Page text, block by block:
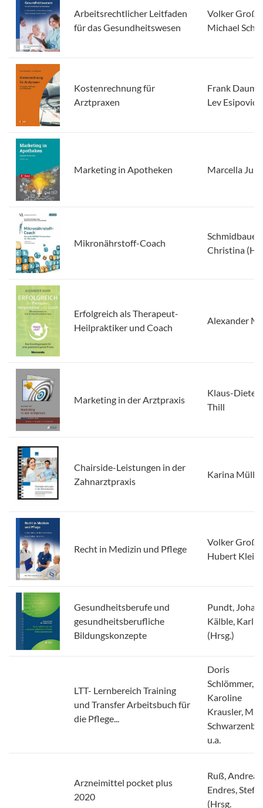
Arbeitsrechtlicher Leitfaden
für das Gesundheitswesen
Volker
Michael
Kostenrechnung für
Arztpraxen
Frank
Lev Esipovich
Marketing in Apotheken Marcella Jung
Mikronährstoff-Coach
Schmidbauer,
Christina
Erfolgreich als Therapeut-
Heilpraktiker und Coach
Alexander
Marketing in der Arztpraxis
Klaus-Dieter
Thill
Chairside-Leistungen in der
Zahnarztpraxis
Karina Müller
Recht in Medizin und Pflege
Volker
Hubert Klein
Gesundheitsberufe und
gesundheitsberufliche
Bildungskonzepte
Pundt,
Kälble, Karl
(Hrsg.)
LTT- Lernbereich Training
und Transfer Arbeitsbuch für
die Pflege...
Doris
Schlömmer,
Karoline
Krausler,
u.a.
Arzneimittel pocket plus
2020
Ruß,
Endres,
(Hrsg.